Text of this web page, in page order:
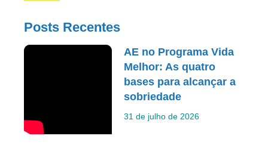
Posts Recentes
AE no Programa Vida
Melhor: As quatro
bases para alcançar a
sobriedade
31 de julho de 2026